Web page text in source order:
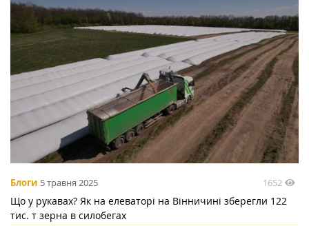
Блоги 5 травня 2025 1652
Що у рукавах? Як на елеваторі на Вінничині зберегли 122
тис. т зерна в силобегах